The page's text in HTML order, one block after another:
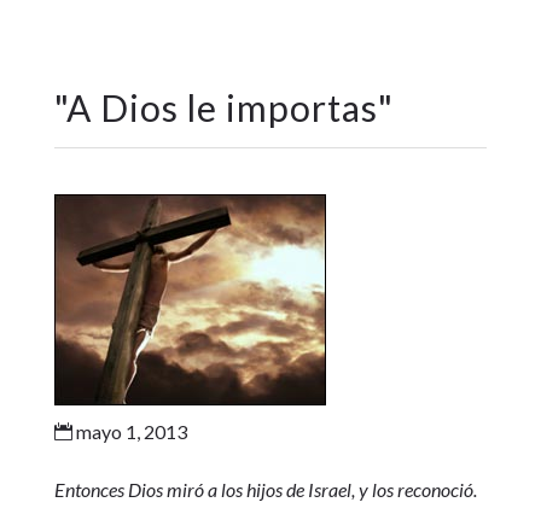
"A Dios le importas"
mayo 1, 2013
Entonces Dios miró a los hijos de Israel, y los reconoció.